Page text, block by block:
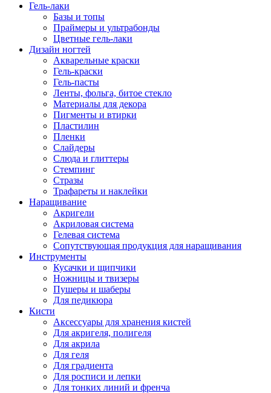
Гель-лаки
Базы и топы
Праймеры и ультрабонды
Цветные гель-лаки
Дизайн ногтей
Акварельные краски
Гель-краски
Гель-пасты
Ленты, фольга, битое стекло
Материалы для декора
Пигменты и втирки
Пластилин
Пленки
Слайдеры
Слюда и глиттеры
Стемпинг
Стразы
Трафареты и наклейки
Наращивание
Акригели
Акриловая система
Гелевая система
Сопутствующая продукция для наращивания
Инструменты
Кусачки и щипчики
Ножницы и твизеры
Пушеры и шаберы
Для педикюра
Кисти
Аксессуары для хранения кистей
Для акригеля, полигеля
Для акрила
Для геля
Для градиента
Для росписи и лепки
Для тонких линий и френча